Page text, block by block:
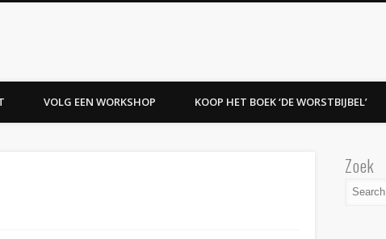
VOLG EEN WORKSHOP KOOP HET BOEK ‘DE WORSTBIJBEL’
Zoek